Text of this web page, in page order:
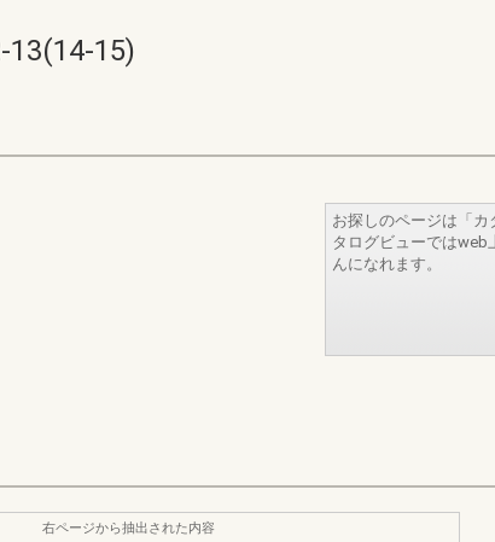
15)
お探しのページは「
タログビューではweb
んになれます。
右ページから抽出された内容